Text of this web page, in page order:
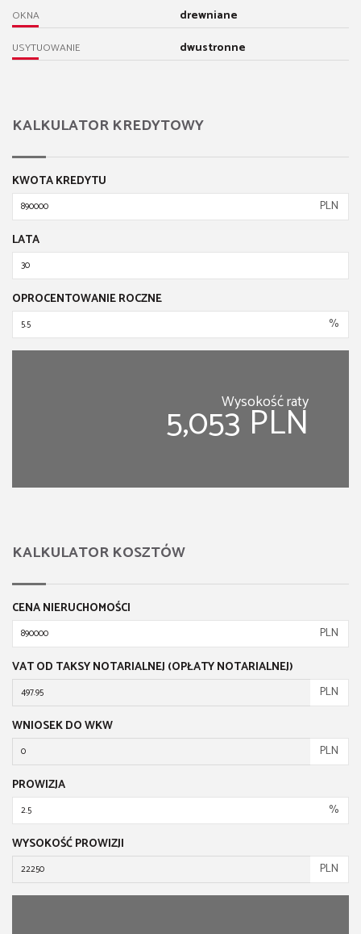
OKNA drewniane
USYTUOWANIE dwustronne
KALKULATOR KREDYTOWY
KWOTA KREDYTU
PLN
LATA
OPROCENTOWANIE ROCZNE
%
Wysokość raty
5,053 PLN
KALKULATOR KOSZTÓW
CENA NIERUCHOMOŚCI
PLN
VAT OD TAKSY NOTARIALNEJ (OPŁATY NOTARIALNEJ)
PLN
WNIOSEK DO WKW
PLN
PROWIZJA
%
WYSOKOŚĆ PROWIZJI
PLN